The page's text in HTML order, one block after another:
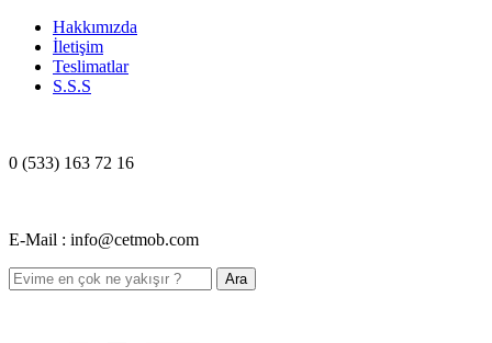
Hakkımızda
İletişim
Teslimatlar
S.S.S
0 (533) 163 72 16
E-Mail : info@cetmob.com
Ara